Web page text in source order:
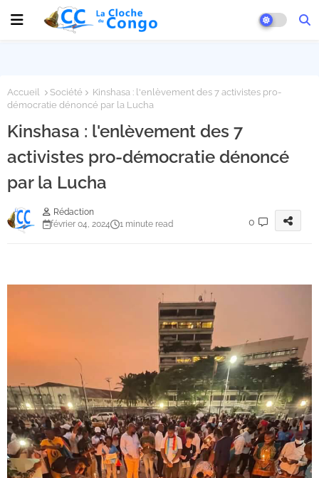
Accueil Société
Kinshasa : l'enlèvement des 7 activistes pro-
démocratie dénoncé par la Lucha
Kinshasa : l'enlèvement des 7
activistes pro-démocratie dénoncé
par la Lucha
Rédaction
février 04, 2024
1 minute read 0